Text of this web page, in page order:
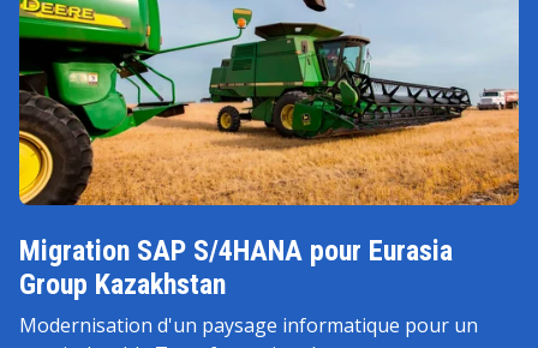
Migration SAP S/4HANA pour Eurasia
Group Kazakhstan
Modernisation d'un paysage informatique pour un